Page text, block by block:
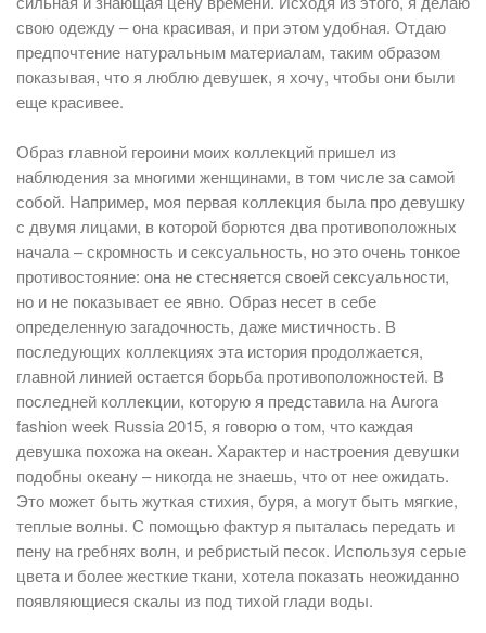
свою одежду – она красивая, и при этом удобная. Отдаю
предпочтение натуральным материалам, таким образом
показывая, что я люблю девушек, я хочу, чтобы они были
еще красивее.
Образ главной героини моих коллекций пришел из
наблюдения за многими женщинами, в том числе за самой
собой. Например, моя первая коллекция была про девушку
с двумя лицами, в которой борются два противоположных
начала – скромность и сексуальность, но это очень тонкое
противостояние: она не стесняется своей сексуальности,
но и не показывает ее явно. Образ несет в себе
определенную загадочность, даже мистичность. В
последующих коллекциях эта история продолжается,
главной линией остается борьба противоположностей. В
последней коллекции, которую я представила на Aurora
fashion week Russia 2015, я говорю о том, что каждая
девушка похожа на океан. Характер и настроения девушки
подобны океану – никогда не знаешь, что от нее ожидать.
Это может быть жуткая стихия, буря, а могут быть мягкие,
теплые волны. С помощью фактур я пыталась передать и
пену на гребнях волн, и ребристый песок. Используя серые
цвета и более жесткие ткани, хотела показать неожиданно
появляющиеся скалы из под тихой глади воды.